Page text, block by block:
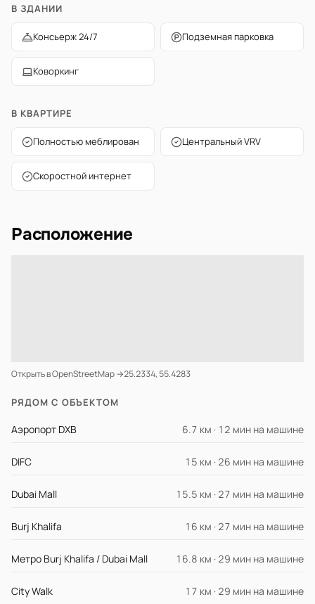
В ЗДАНИИ
Консьерж 24/7 Подземная парковка
Коворкинг
В КВАРТИРЕ
Полностью меблирован Центральный VRV
Скоростной интернет
Расположение
Открыть в OpenStreetMap →25.2334, 55.4283
РЯДОМ С ОБЪЕКТОМ
Аэропорт DXB 6.7 км · 12 мин на машине
DIFC 15 км · 26 мин на машине
Dubai Mall 15.5 км · 27 мин на машине
Burj Khalifa 16 км · 27 мин на машине
Метро Burj Khalifa / Dubai Mall 16.8 км · 29 мин на машине
City Walk 17 км · 29 мин на машине